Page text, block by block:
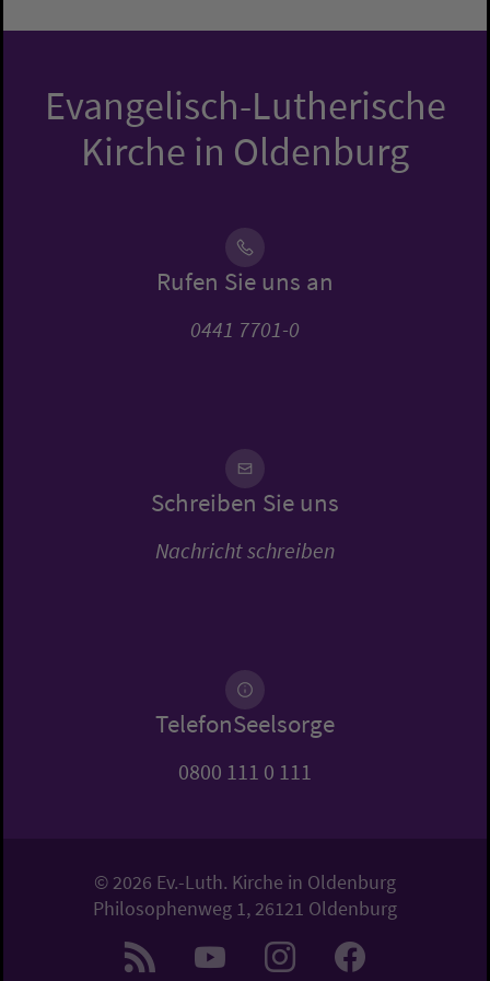
Evangelisch-Lutherische
Kirche in Oldenburg
Rufen Sie uns an
0441 7701-0
Schreiben Sie uns
Nachricht schreiben
TelefonSeelsorge
0800 111 0 111
© 2026 Ev.-Luth. Kirche in Oldenburg
Philosophenweg 1, 26121 Oldenburg